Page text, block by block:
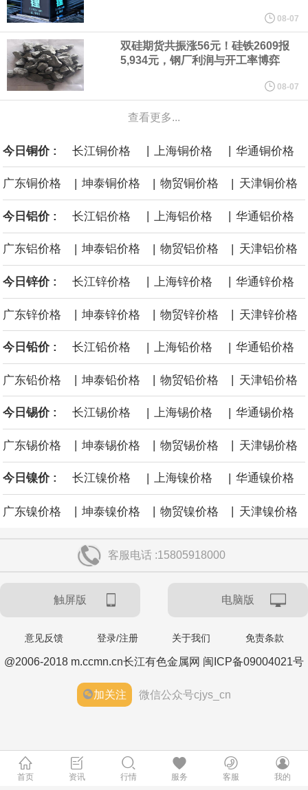
美国国会预算办公室（CBO）于当地时间5日发布报告称，美国海军
计划建造的15艘核动力“特朗普级”（Trump-class）战列舰，从研发
面战舰项目之一。 根据CBO的初步估算，首舰造价约234亿美元，
后续14艘平均每艘约180亿美元。
黄金价格有望录得自今年1月以来最大单周涨幅。油价走弱为金价提
元上方的盘整区间中进一步上涨。
海力士：龙仁工厂将生产高带宽内存（HBM）及其他下一代动态随
机存取存储器（DRAM）。
08-07
双硅期货共振涨56元！硅铁2609报
5,934元，钢厂利润与开工率博弈
08-07
查看更多...
今日铜价 : 长江铜价格 | 上海铜价格 | 华通铜价格
广东铜价格 | 坤泰铜价格 | 物贸铜价格 | 天津铜价格
今日铝价 : 长江铝价格 上海铝价格 华通铝价格
广东铝价格 | 坤泰铝价格 | 物贸铝价格 | 天津铝价格
今日锌价 : 长江锌价格 上海锌价格 华通锌价格
广东锌价格 | 坤泰锌价格 | 物贸锌价格 | 天津锌价格
今日铅价 : 长江铅价格 | 上海铅价格 | 华通铅价格
广东铅价格 坤泰铅价格 物贸铅价格 天津铅价格
今日锡价 : 长江锡价格 | 上海锡价格 | 华通锡价格
广东锡价格 坤泰锡价格 物贸锡价格 天津锡价格
今日镍价 : 长江镍价格 | 上海镍价格 | 华通镍价格
广东镍价格 | 坤泰镍价格 | 物贸镍价格 | 天津镍价格
客服电话 :15805918000
触屏版 电脑版
意见反馈 登录/注册 关于我们 免责条款
@2006-2018 m.ccmn.cn长江有色金属网 闽ICP备09004021号
加关注 微信公众号cjys_cn
首页 资讯 行情 服务 客服 我的